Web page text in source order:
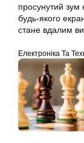
просунутий зум
будь-якого
стане вдалим
Електроніка Та